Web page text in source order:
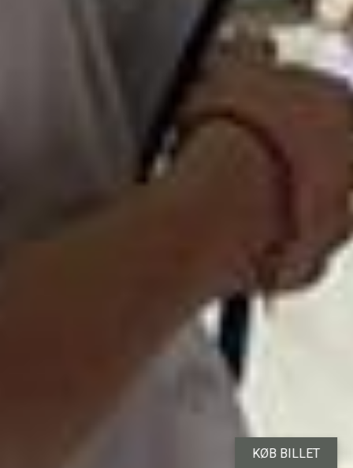
KØB BILLET